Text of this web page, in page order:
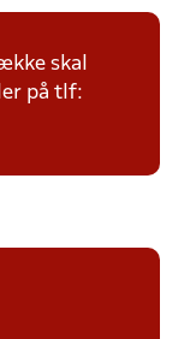
skal
på tlf: